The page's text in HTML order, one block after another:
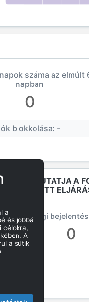
száma az elmúlt
napban
0
blokkolása: -
MUTATJA A
BEFEJEZETT
bírósági
0
a
és jobbá
célokra,
A
a sütik